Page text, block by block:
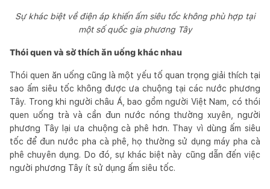
Sự khác biệt về điện áp khiến ấm siêu tốc không phù hợp tại
một số quốc gia phương Tây
Thói quen và sở thích ăn uống khác nhau
Thói quen ăn uống cũng là một yếu tố quan trọng giải thích tại
sao ấm siêu tốc không được ưa chuộng tại các nước phương
Tây. Trong khi người châu Á, bao gồm người Việt Nam, có thói
quen uống trà và cần đun nước nóng thường xuyên, người
phương Tây lại ưa chuộng cà phê hơn. Thay vì dùng ấm siêu
tốc để đun nước pha cà phê, họ thường sử dụng máy pha cà
phê chuyên dụng. Do đó, sự khác biệt này cũng dẫn đến việc
người phương Tây ít sử dụng ấm siêu tốc.